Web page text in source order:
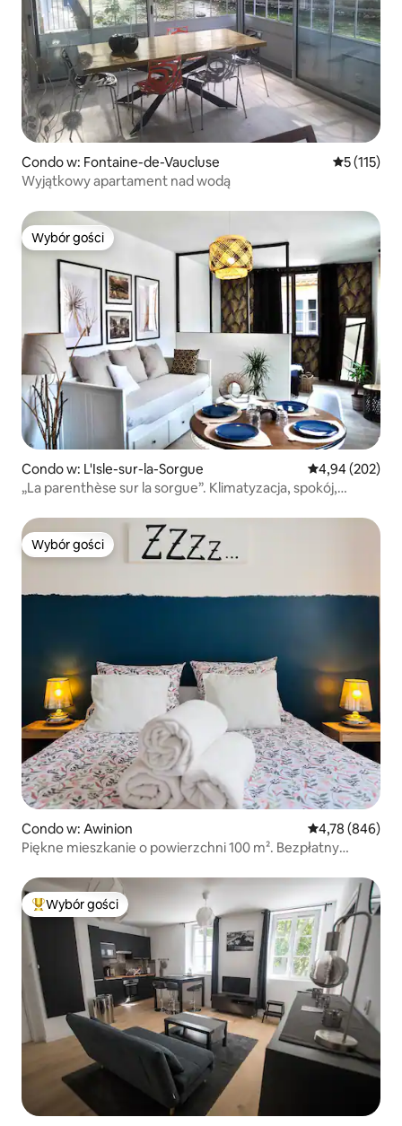
Condo w: Fontaine-de-Vaucluse Średnia
5 (115)
Wyjątkowy apartament nad wodą
Wybór gości
Wybór gości
Condo w: L'Isle-sur-la-Sorgue Średnia
4,94 (202)
„La parenthèse sur la sorgue”. Klimatyzacja, spokój,
Wybór gości
Wybór gości
Condo w: Awinion Średnia
4,78 (846)
Piękne mieszkanie o powierzchni 100 m². Bezpłatny
Najpopularniejsze z kategorii Wybór gości
Wybór gości